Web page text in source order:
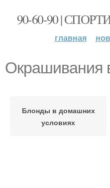
90-60-90 |
главная
Окрашивания
Блонды в домашних
условиях